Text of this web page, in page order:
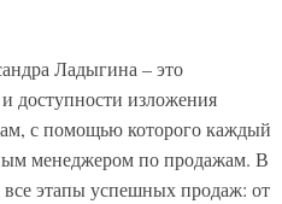
Ладыгина – это
доступности изложения
с помощью которого каждый
менеджером по продажам. В
этапы успешных продаж: от